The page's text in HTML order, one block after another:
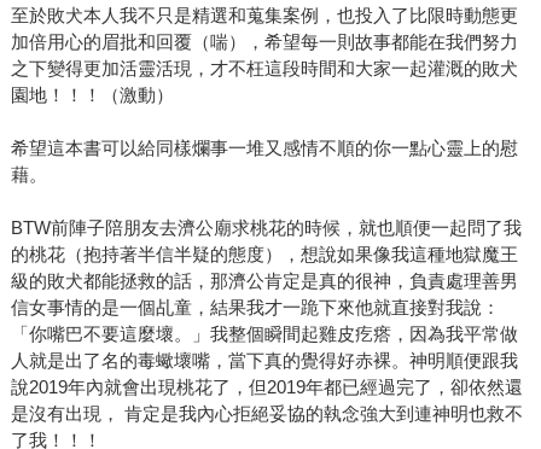
至於敗犬本人我不只是精選和蒐集案例，也投入了比限時動態更
加倍用心的眉批和回覆（喘），希望每一則故事都能在我們努力
之下變得更加活靈活現，才不枉這段時間和大家一起灌溉的敗犬
園地！！！（激動）
希望這本書可以給同樣爛事一堆又感情不順的你一點心靈上的慰
藉。
BTW前陣子陪朋友去濟公廟求桃花的時候，就也順便一起問了我
的桃花（抱持著半信半疑的態度），想說如果像我這種地獄魔王
級的敗犬都能拯救的話，那濟公肯定是真的很神，負責處理善男
信女事情的是一個乩童，結果我才一跪下來他就直接對我說：
「你嘴巴不要這麼壞。」我整個瞬間起雞皮疙瘩，因為我平常做
人就是出了名的毒蠍壞嘴，當下真的覺得好赤裸。神明順便跟我
說2019年內就會出現桃花了，但2019年都已經過完了，卻依然還
是沒有出現， 肯定是我內心拒絕妥協的執念強大到連神明也救不
了我！！！